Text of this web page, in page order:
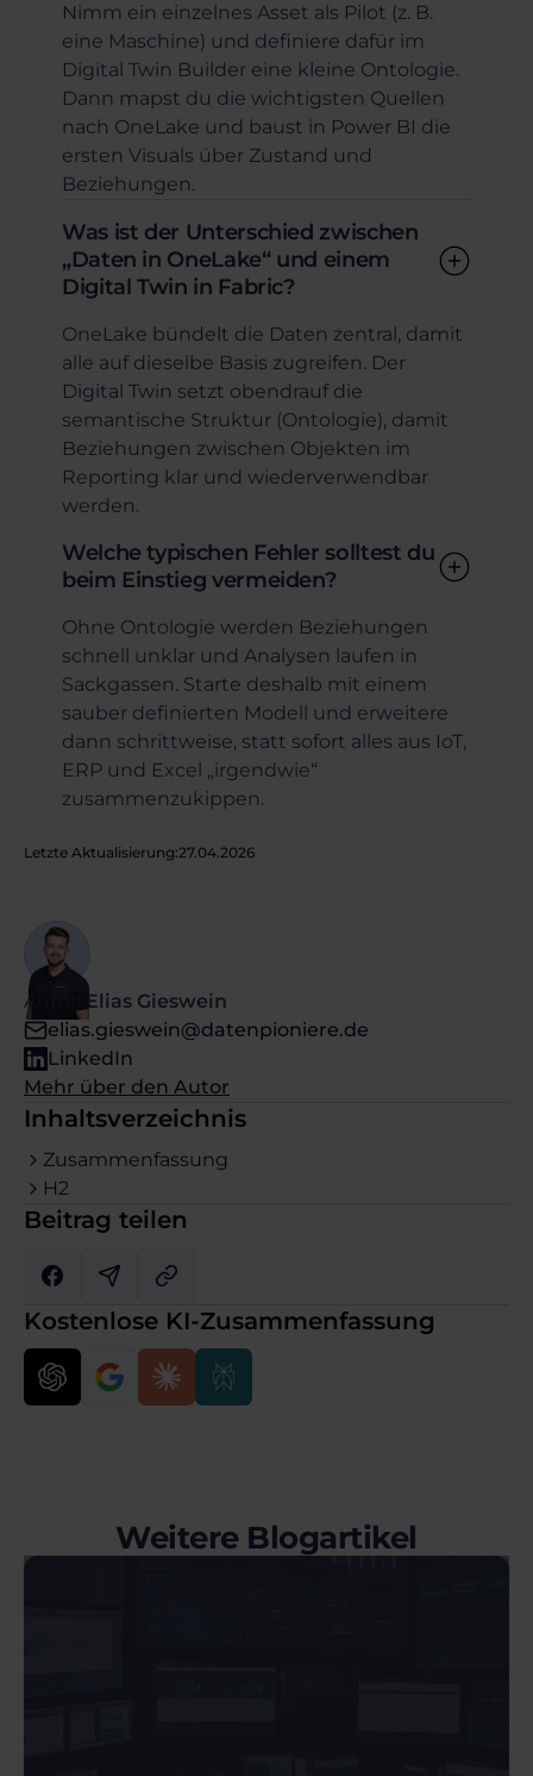
Nimm ein einzelnes Asset als Pilot (z. B.
eine Maschine) und definiere dafür im
Digital Twin Builder eine kleine Ontologie.
Dann mapst du die wichtigsten Quellen
nach OneLake und baust in Power BI die
ersten Visuals über Zustand und
Beziehungen.
Was ist der Unterschied zwischen
„Daten in OneLake“ und einem
Digital Twin in Fabric?
OneLake bündelt die Daten zentral, damit
alle auf dieselbe Basis zugreifen. Der
Digital Twin setzt obendrauf die
semantische Struktur (Ontologie), damit
Beziehungen zwischen Objekten im
Reporting klar und wiederverwendbar
werden.
Welche typischen Fehler solltest du
beim Einstieg vermeiden?
Ohne Ontologie werden Beziehungen
schnell unklar und Analysen laufen in
Sackgassen. Starte deshalb mit einem
sauber definierten Modell und erweitere
dann schrittweise, statt sofort alles aus IoT,
ERP und Excel „irgendwie“
zusammenzukippen.
Letzte Aktualisierung:27.04.2026
Autor:
Elias Gieswein
elias.gieswein@datenpioniere.de
LinkedIn
Mehr über den Autor
Inhaltsverzeichnis
Zusammenfassung
H2
Beitrag teilen
Kostenlose KI-Zusammenfassung
Weitere Blogartikel